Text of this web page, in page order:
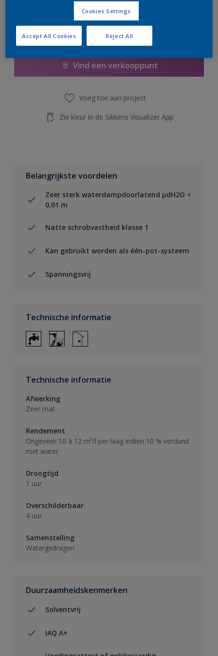
de knop hieronder.
Boodschappenlijst
Vind een verkooppunt
Voeg toe aan project
Zie kleur in de Sikkens Visualizer App
Belangrijkste voordelen
Zeer sterk waterdampdoorlatend µdH2O <
0,01 m
Natte schrobvastheid klasse 1
Kan gebruikt worden als één-pot-systeem
Spanningsvrij
Technische informatie
Technische informatie
Afwerking
Zeer mat
Rendement
Ongeveer 10 à 12 m²/l per laag indien 10 % verdund
met water
Droogtijd
1 uur
Overschilderbaar
4 uur
Samenstelling
Watergedragen
Duurzaamheidskenmerken
Solventvrij
IAQ A+
Cookies Settings
Reject All
Accept All Cookies